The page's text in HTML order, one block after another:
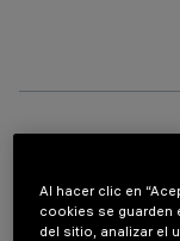
Es necesario pedir uno de los
producto:
Al hacer clic en
cookies se guarden
del sitio, analizar el